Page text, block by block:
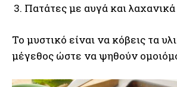
Πατάτες με αυγά και λαχανικά
Το μυστικό είναι να κόβεις τα
μέγεθος ώστε να ψηθούν